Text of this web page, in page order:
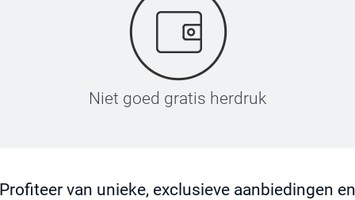
Niet goed gratis herdruk
Profiteer van unieke, exclusieve aanbiedingen en